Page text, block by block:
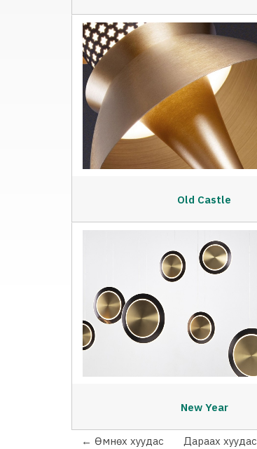
Old Castle
New Year
← Өмнөх хуудас Дараах хуудас